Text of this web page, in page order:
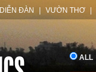
DIỄN ĐÀN VƯỜN THƠ
ALL